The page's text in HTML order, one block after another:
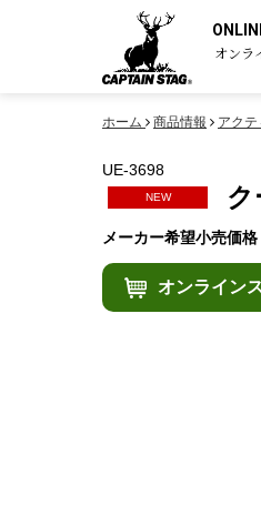
オンラ
ホーム 商品情報 アクテ
UE-3698
NEW ク
メーカー希望小売価
オンライン